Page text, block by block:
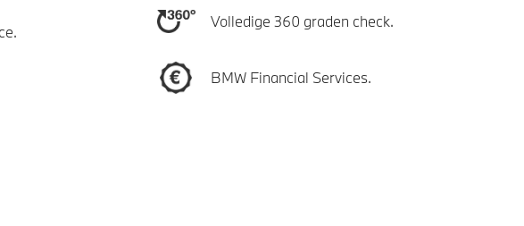
Volledige 360 graden check.
BMW Financial Services.